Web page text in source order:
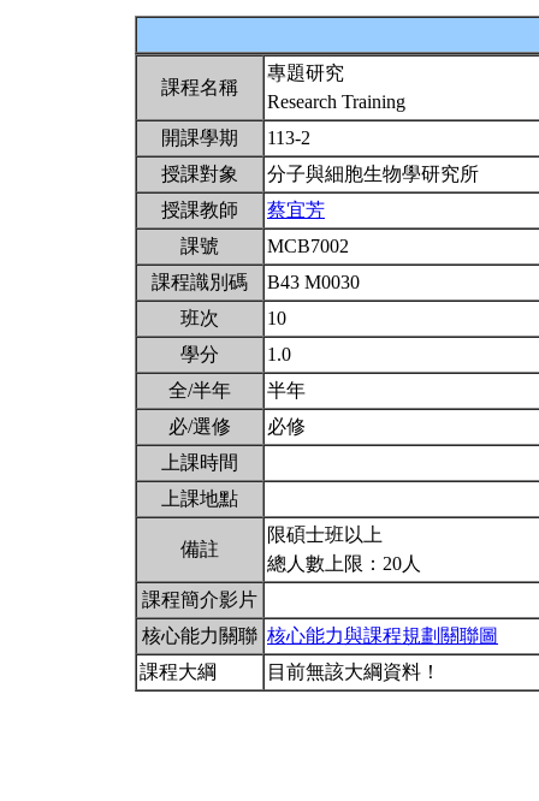
課程名稱
專題研究
Research Training
開課學期
113-2
授課對象
分子與細胞生物學研究所
授課教師
蔡宜芳
課號
MCB7002
課程識別碼
B43 M0030
班次
10
學分
1.0
全/半年
半年
必/選修
必修
上課時間
上課地點
備註
限碩士班以上
總人數上限：20人
課程簡介影片
核心能力關聯 核心能力與課程規劃關聯圖
課程大綱
目前無該大綱資料！